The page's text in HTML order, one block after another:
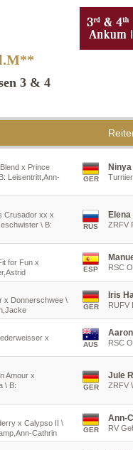
3 & 4
x Prince
Leisentritt,Ann-
GER
Crusador xx x
\ B:
RUS ZRFV
for Fun x
ESP RSC
x Donnerschwee \
GER
Iris
RUFV
x
AUS RSC
Amour x
\ B:
GER
Jule
ZRFV
x Calypso II \
Cathrin
GER
Ann-
RV